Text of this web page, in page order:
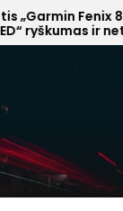
Skip
to
Fenix 8 Pro
ryškumas ir
prabanga